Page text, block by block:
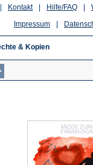
Hilfe/FAQ
Kontakt
Impressum
& Kopien